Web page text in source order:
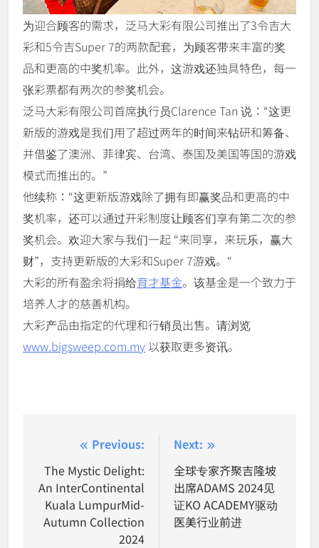
为迎合顾客的需求，泛马大彩有限公司推出了3令吉大
彩和5令吉Super 7的两款配套，为顾客带来丰富的奖
品和更高的中奖机率。此外，这游戏还独具特色，每一
张彩票都有两次的参奖机会。
泛马大彩有限公司首席执行员Clarence Tan 说：“这更
新版的游戏是我们用了超过两年的时间来钻研和筹备、
并借鉴了澳洲、菲律宾、台湾、泰国及美国等国的游戏
模式而推出的。”
他续称：“这更新版游戏除了拥有即赢奖品和更高的中
奖机率，还可以通过开彩制度让顾客们享有第二次的参
奖机会。欢迎大家与我们一起 “来同享，来玩乐，赢大
财”，支持更新版的大彩和Super 7游戏。“
大彩的所有盈余将捐给育才基金。该基金是一个致力于
培养人才的慈善机构。
大彩产品由指定的代理和行销员出售。请浏览
www.bigsweep.com.my 以获取更多资讯。
navigation
Previous:
The Mystic Delight:
An InterContinental
Kuala LumpurMid-
Autumn Collection
2024
Next:
全球专家齐聚吉隆坡
出席ADAMS 2024见
证KO ACADEMY驱动
医美行业前进